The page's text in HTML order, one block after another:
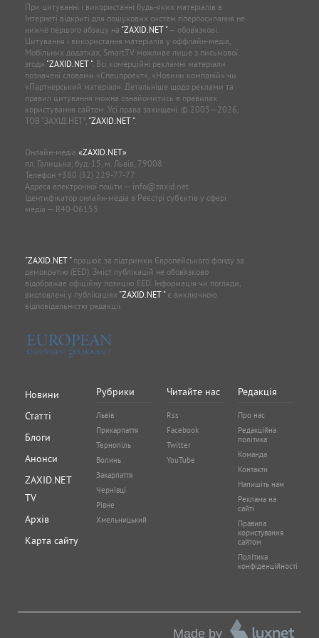
При цитуванні і використанні будь-яких матеріалів в
Інтернеті відкриті для пошукових систем гіперпосилання не
нижче першого абзацу на "ZAXID.NET "— обов’язкові.
Цитування і використання матеріалів у оффлайн-медіа,
Мобільних додатках, SmartTV можливе лише з письмової
згоди "ZAXID.NET ". Всі комерційні рекламні матеріали
позначені словами «Спецпроєкт», «Новини компаній» чи
«Партнерський матеріал». Детальніше щодо реклами та
правил цитування можна ознайомитись в правилах
користування сайтом. Усі права захищені. © 2005—2026,
ТОВ “ЗАХІД.НЕТ”, "ZAXID.NET ".
Онлайн-медіа «ZAXID.NET»
пл. Галицька, буд. 15, м. Львів, 79008
Телефон +380 (32) 229-77-77
Адреса електронної пошти — info@zaxid.net
Ідентифікатор онлайн-медіа в Реєстрі суб'єктів у сфері
медіа — R40-06155
"ZAXID.NET "працює за підтримки Європейського фонду за
демократію (EED). Зміст публікацій не обов’язково
відображає офіційну позицію EED. Інформація чи погляди,
висловлені у публікаціях "ZAXID.NET "є виключною
відповідальністю редакції.
Новини
Статті
Блоги
Анонси
ZAXID.NET
TV
Архів
Карта сайту
Рубрики
Львів
Прикарпаття
Тернопіль
Волинь
Закарпаття
Чернівці
Рівне
Хмельницький
Читайте нас
Rss
Facebook
Twitter
YouTube
Редакція
Про нас
Редакційна
політика
Команда
Контакти
Напишіть нам
Реклама на
сайті
Правила
користування
сайтом
Політика
конфіденційності
Made by